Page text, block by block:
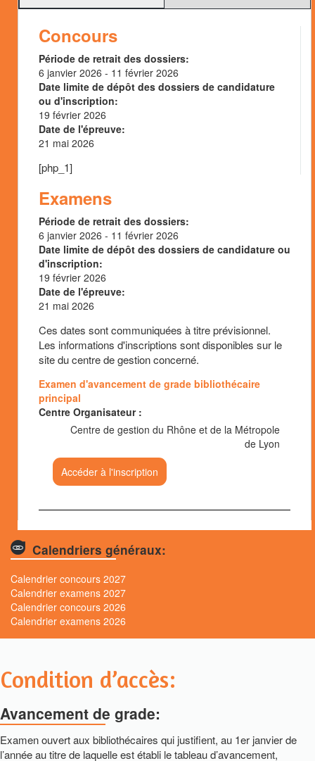
Concours
Période de retrait des dossiers:
6 janvier 2026 - 11 février 2026
Date limite de dépôt des dossiers de candidature
ou d'inscription:
19 février 2026
Date de l'épreuve:
21 mai 2026
[php_1]
Examens
Période de retrait des dossiers:
6 janvier 2026 - 11 février 2026
Date limite de dépôt des dossiers de candidature ou
d'inscription:
19 février 2026
Date de l'épreuve:
21 mai 2026
Ces dates sont communiquées à titre prévisionnel.
Les informations d'inscriptions sont disponibles sur le
site du centre de gestion concerné.
Examen d'avancement de grade bibliothécaire
principal
Centre Organisateur :
Centre de gestion du Rhône et de la Métropole
de Lyon
Accéder à l'inscription
Calendriers généraux:
Calendrier concours 2027
Calendrier examens 2027
Calendrier concours 2026
Calendrier examens 2026
Condition d’accès:
Avancement de grade:
Examen ouvert aux bibliothécaires qui justifient, au 1er janvier de
l’année au titre de laquelle est établi le tableau d’avancement,